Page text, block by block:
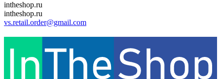
intheshop.ru
intheshop.ru
vs.retail.order@gmail.com